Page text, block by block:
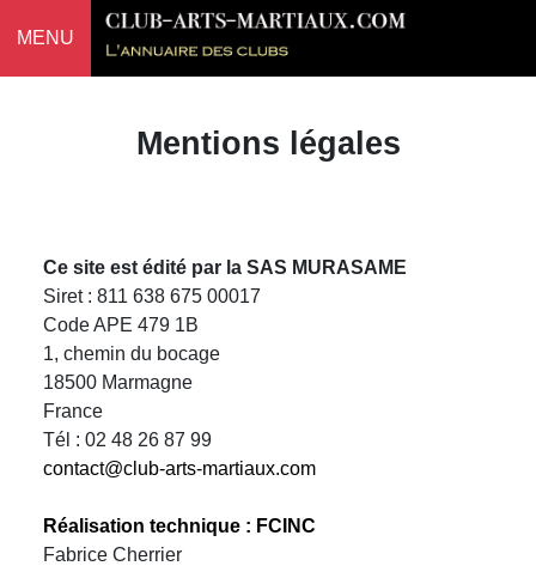
MENU
Mentions légales
Ce site est édité par la SAS MURASAME
Siret : 811 638 675 00017
Code APE 479 1B
1, chemin du bocage
18500 Marmagne
France
Tél : 02 48 26 87 99
contact@club-arts-martiaux.com
Réalisation technique : FCINC
Fabrice Cherrier